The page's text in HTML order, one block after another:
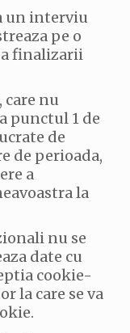
un interviu
pe o
a finalizarii
nu
punctul 1 de
de
de perioada,
a
la
nu se
date cu
cookie-
la care se va